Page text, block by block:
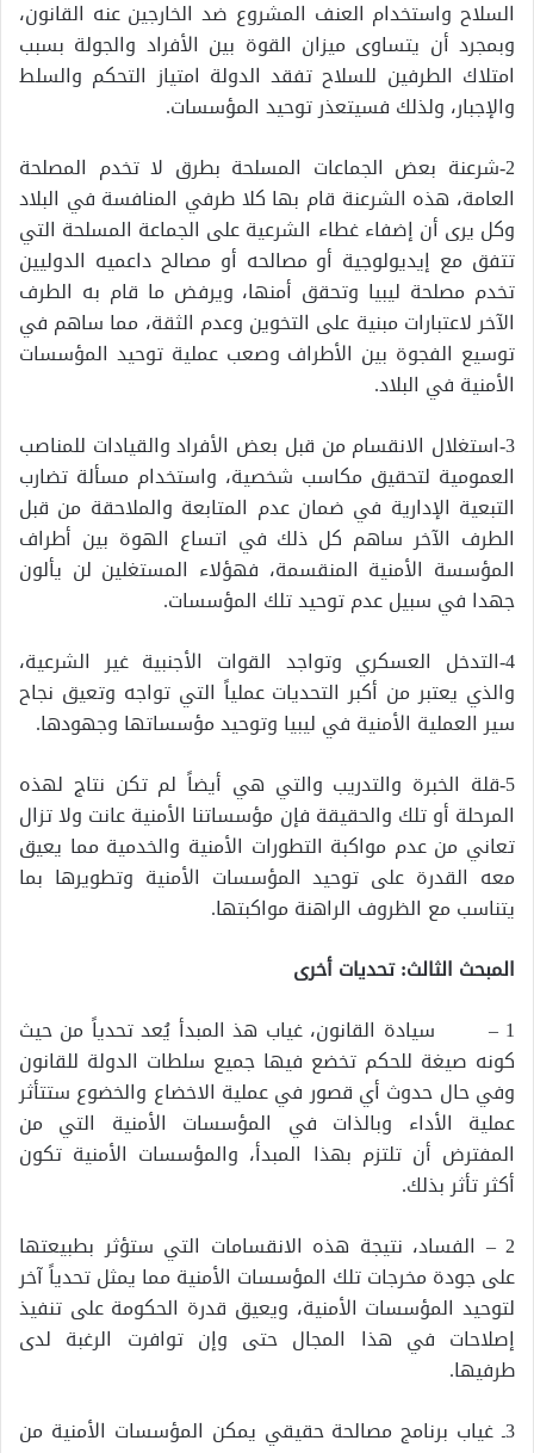
السلاح واستخدام العنف المشروع ضد الخارجين عنه القانون،
وبمجرد أن يتساوى ميزان القوة بين الأفراد والجولة بسبب
امتلاك الطرفين للسلاح تفقد الدولة امتياز التحكم والسلط
والإجبار، ولذلك فسيتعذر توحيد المؤسسات.
2-شرعنة بعض الجماعات المسلحة بطرق لا تخدم المصلحة
العامة، هذه الشرعنة قام بها كلا طرفي المنافسة في البلاد
وكل يرى أن إضفاء غطاء الشرعية على الجماعة المسلحة التي
تتفق مع إيديولوجية أو مصالحه أو مصالح داعميه الدوليين
تخدم مصلحة ليبيا وتحقق أمنها، ويرفض ما قام به الطرف
الآخر لاعتبارات مبنية على التخوين وعدم الثقة، مما ساهم في
توسيع الفجوة بين الأطراف وصعب عملية توحيد المؤسسات
الأمنية في البلاد.
3-استغلال الانقسام من قبل بعض الأفراد والقيادات للمناصب
العمومية لتحقيق مكاسب شخصية، واستخدام مسألة تضارب
التبعية الإدارية في ضمان عدم المتابعة والملاحقة من قبل
الطرف الآخر ساهم كل ذلك في اتساع الهوة بين أطراف
المؤسسة الأمنية المنقسمة، فهؤلاء المستغلين لن يألون
جهدا في سبيل عدم توحيد تلك المؤسسات.
4-التدخل العسكري وتواجد القوات الأجنبية غير الشرعية،
والذي يعتبر من أكبر التحديات عملياً التي تواجه وتعيق نجاح
سير العملية الأمنية في ليبيا وتوحيد مؤسساتها وجهودها.
5-قلة الخبرة والتدريب والتي هي أيضاً لم تكن نتاج لهذه
المرحلة أو تلك والحقيقة فإن مؤسساتنا الأمنية عانت ولا تزال
تعاني من عدم مواكبة التطورات الأمنية والخدمية مما يعيق
معه القدرة على توحيد المؤسسات الأمنية وتطويرها بما
يتناسب مع الظروف الراهنة مواكبتها.
المبحث الثالث: تحديات أخرى
1 – سيادة القانون، غياب هذ المبدأ يُعد تحدياً من حيث
كونه صيغة للحكم تخضع فيها جميع سلطات الدولة للقانون
وفي حال حدوث أي قصور في عملية الاخضاع والخضوع ستتأثر
عملية الأداء وبالذات في المؤسسات الأمنية التي من
المفترض أن تلتزم بهذا المبدأ، والمؤسسات الأمنية تكون
أكثر تأثر بذلك.
2 – الفساد، نتيجة هذه الانقسامات التي ستؤثر بطبيعتها
على جودة مخرجات تلك المؤسسات الأمنية مما يمثل تحدياً آخر
لتوحيد المؤسسات الأمنية، ويعيق قدرة الحكومة على تنفيذ
إصلاحات في هذا المجال حتى وإن توافرت الرغبة لدى
طرفيها.
3ـ غياب برنامج مصالحة حقيقي يمكن المؤسسات الأمنية من